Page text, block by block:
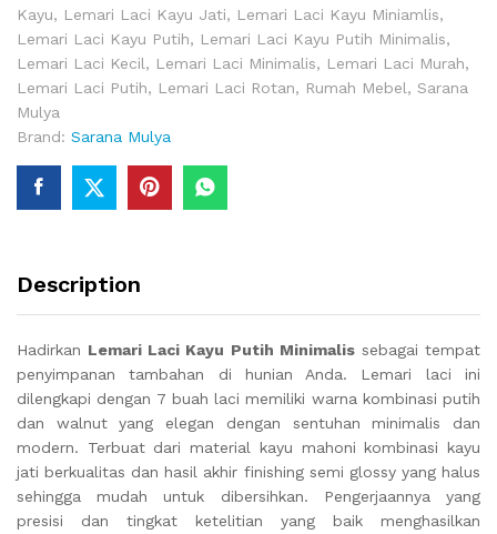
Kayu, Lemari Laci Kayu Jati, Lemari Laci Kayu Miniamlis,
Lemari Laci Kayu Putih, Lemari Laci Kayu Putih Minimalis,
Lemari Laci Kecil, Lemari Laci Minimalis, Lemari Laci Murah,
Lemari Laci Putih, Lemari Laci Rotan, Rumah Mebel, Sarana
Mulya
Brand: Sarana Mulya
Description
Hadirkan Lemari Laci Kayu Putih Minimalissebagai tempat
penyimpanan tambahan di hunian Anda. Lemari laci ini
dilengkapi dengan 7 buah laci memiliki warna kombinasi putih
dan walnut yang elegan dengan sentuhan minimalis dan
modern. Terbuat dari material kayu mahoni kombinasi kayu
jati berkualitas dan hasil akhir finishing semi glossy yang halus
sehingga mudah untuk dibersihkan. Pengerjaannya yang
presisi dan tingkat ketelitian yang baik menghasilkan